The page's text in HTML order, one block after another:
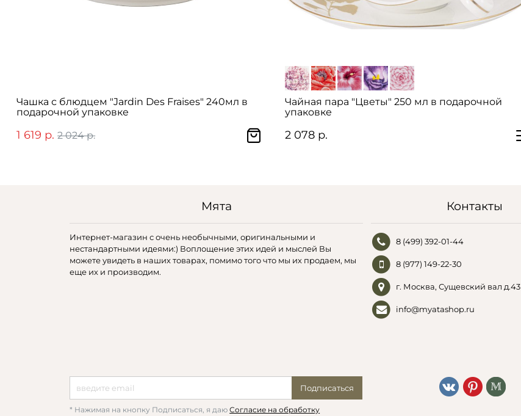
Чашка с блюдцем "Jardin Des Fraises" 240мл в
подарочной упаковке
1 619 р. 2 024 р.
Чайная пара "Цветы" 250 мл в подарочной
упаковке
2 078 р.
Мята
Интернет-магазин с очень необычными, оригинальными и
нестандартными идеями:) Воплощение этих идей и мыслей Вы
можете увидеть в наших товарах, помимо того что мы их продаем, мы
еще их и производим.
Подписаться
* Нажимая на кнопку Подписаться, я даюСогласие на обработку
Контакты
8 (499) 392-01-44
8 (977) 149-22-30
г. Москва, Сущевский вал д.43
info@myatashop.ru